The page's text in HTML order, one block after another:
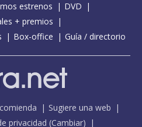
estrenos
DVD
+ premios
Box-office Guía / directorio
Sugiere una web
privacidad (Cambiar)